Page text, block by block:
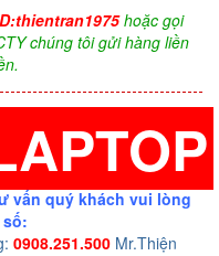
hoặc gọi
chúng tôi gửi hàng liền
vấn quý khách vui lòng
0908.251.500 Mr.Thiện